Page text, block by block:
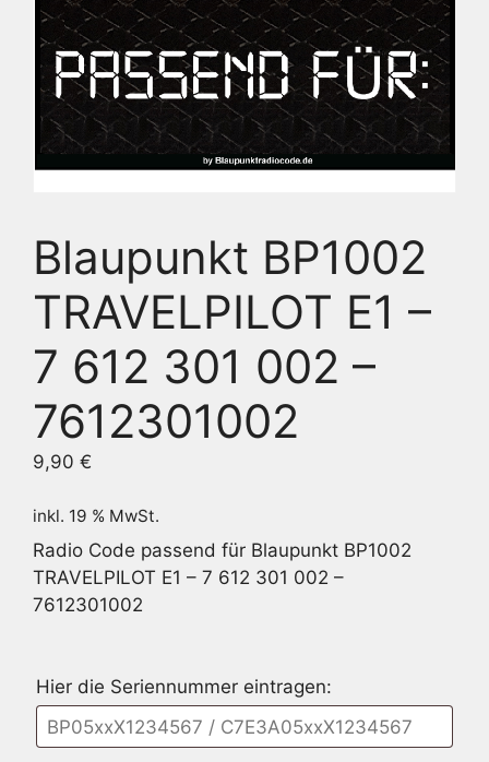
Blaupunkt BP1002
TRAVELPILOT E1 –
7 612 301 002 –
7612301002
9,90 €
inkl. 19 % MwSt.
Radio Code passend für Blaupunkt BP1002
TRAVELPILOT E1 – 7 612 301 002 –
7612301002
Hier die Seriennummer eintragen: